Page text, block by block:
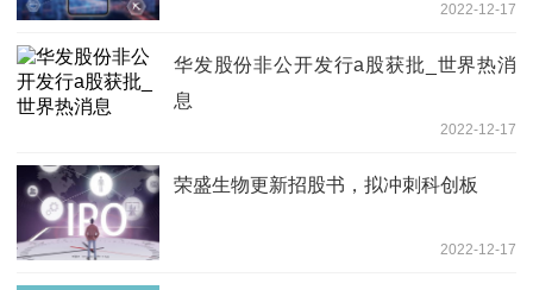
2022-12-17
华发股份非公开发行a股获批_世界热消
息
2022-12-17
荣盛生物更新招股书，拟冲刺科创板
2022-12-17